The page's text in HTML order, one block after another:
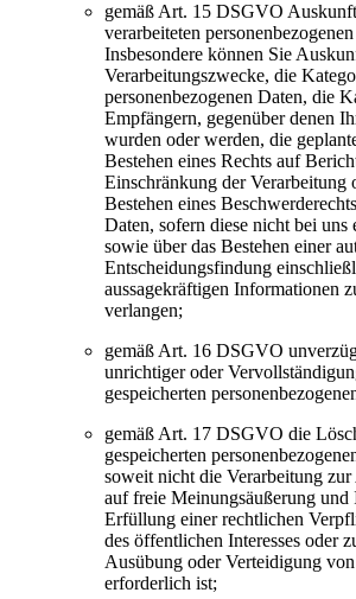
gemäß Art. 15 DSGVO
verarbeiteten
Insbesondere können Sie
Verarbeitungszwecke, die
personenbezogenen Daten, die
Empfängern, gegenüber denen
wurden oder werden, die
Bestehen eines Rechts auf
Einschränkung der Verarbeitung
Bestehen eines
Daten, sofern diese nicht bei uns
sowie über das Bestehen einer
Entscheidungsfindung
aussagekräftigen Informationen
verlangen;
gemäß Art. 16 DSGVO
unrichtiger oder
gespeicherten
gemäß Art. 17 DSGVO die
gespeicherten
soweit nicht die Verarbeitung
auf freie Meinungsäußerung
Erfüllung einer rechtlichen
des öffentlichen Interesses oder
Ausübung oder Verteidigung
erforderlich ist;